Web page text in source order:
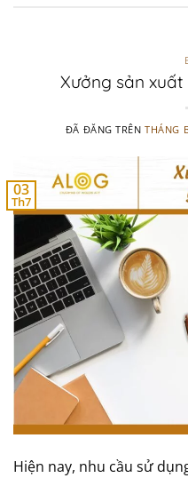
Xưởng sản
ĐÃ ĐĂNG TRÊNTHÁNG
03
Th7
Hiện nay, nhu cầu sử